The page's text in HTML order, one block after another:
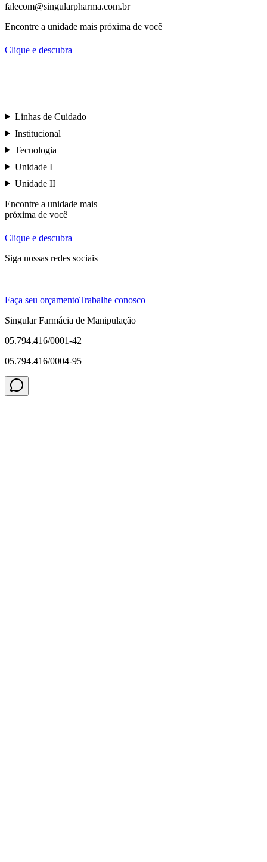
falecom@singularpharma.com.br
Encontre a unidade mais próxima de você
Clique e descubra
Linhas de Cuidado
Institucional
Tecnologia
Unidade I
Unidade II
Encontre a unidade mais
próxima de você
Clique e descubra
Siga nossas redes sociais
Faça seu orçamentoTrabalhe conosco
Singular Farmácia de Manipulação
05.794.416/0001-42
05.794.416/0004-95